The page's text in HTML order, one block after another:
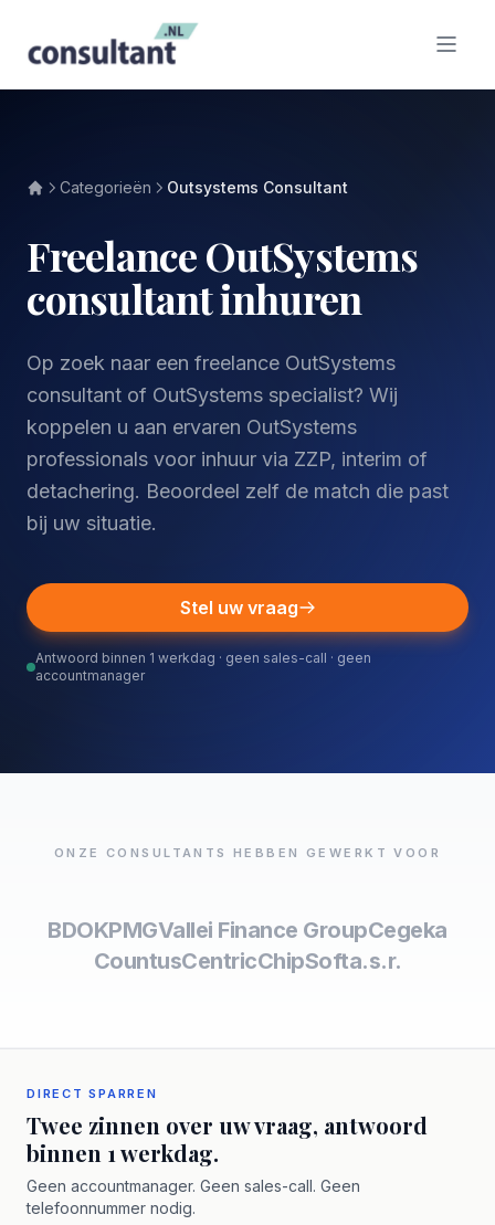
Categorieën Outsystems Consultant
Freelance OutSystems
consultant inhuren
Op zoek naar een freelance OutSystems
consultant of OutSystems specialist? Wij
koppelen u aan ervaren OutSystems
professionals voor inhuur via ZZP, interim of
detachering. Beoordeel zelf de match die past
bij uw situatie.
Stel uw vraag
Antwoord binnen 1 werkdag · geen sales-call · geen
accountmanager
ONZE CONSULTANTS HEBBEN GEWERKT VOOR
BDOKPMGVallei Finance GroupCegeka
CountusCentricChipSofta.s.r.
DIRECT SPARREN
Twee zinnen over uw vraag, antwoord
binnen 1 werkdag.
Geen accountmanager. Geen sales-call. Geen
telefoonnummer nodig.